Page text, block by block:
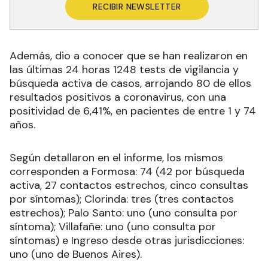
RECIBIR NEWSLETTER
Además, dio a conocer que se han realizaron en
las últimas 24 horas 1248 tests de vigilancia y
búsqueda activa de casos, arrojando 80 de ellos
resultados positivos a coronavirus, con una
positividad de 6,41%, en pacientes de entre 1 y 74
años.
Según detallaron en el informe, los mismos
corresponden a Formosa: 74 (42 por búsqueda
activa, 27 contactos estrechos, cinco consultas
por síntomas); Clorinda: tres (tres contactos
estrechos); Palo Santo: uno (uno consulta por
síntoma); Villafañe: uno (uno consulta por
síntomas) e Ingreso desde otras jurisdicciones:
uno (uno de Buenos Aires).